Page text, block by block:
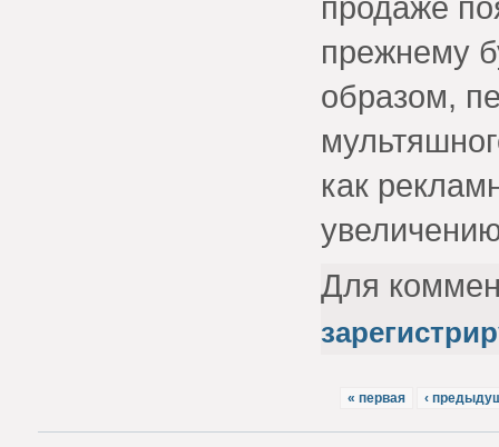
прежнему
образом,
как
Для
« первая ‹